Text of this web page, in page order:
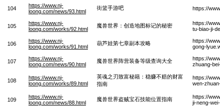
104
https://www.nj-
loong.com/news/93.html
街篮手游吧 https://
105
https://www.nj-
loong.com/works/92.html
魔兽世界：创造地图标记的秘密
https://
tu-biao-ji-
106
https://www.nj-
loong.com/works/91.html
葫芦娃第七章副本攻略
https://
gong-
107
https://www.nj-
loong.com/news/90.html
魔兽世界阵营装备等级查询大全
https://
zhuang-
108
https://www.nj-
loong.com/works/89.html
英魂之刃致富秘籍：稳赚不赔的财富
指南
https://
wen-
109
https://www.nj-
loong.com/news/88.html
魔兽世界盗贼宝石技能位置指南
https://
ji-neng-